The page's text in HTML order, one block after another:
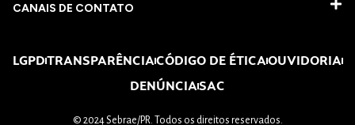
CANAIS DE CONTATO
LGPDTRANSPARÊNCIACÓDIGO DE ÉTICAOUVIDORIA
DENÚNCIASAC
© 2024 Sebrae/PR. Todos os direitos reservados.